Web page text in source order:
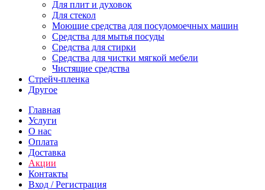
Для плит и духовок
Для стекол
Моющие средства для посудомоечных машин
Средства для мытья посуды
Средства для стирки
Средства для чистки мягкой мебели
Чистящие средства
Стрейч-пленка
Другое
Главная
Услуги
О нас
Оплата
Доставка
Акции
Контакты
Вход / Регистрация